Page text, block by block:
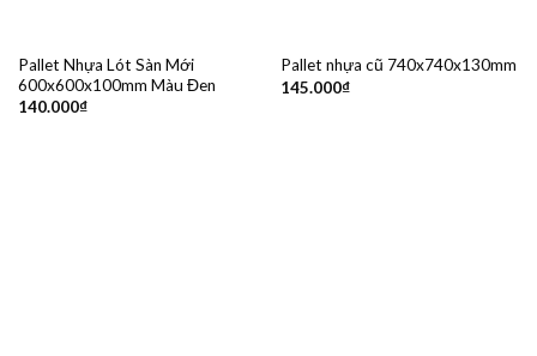
Pallet Nhựa Lót Sàn Mới
600x600x100mm Màu Đen
140.000₫
Pallet nhựa cũ 740x740x130mm
145.000₫